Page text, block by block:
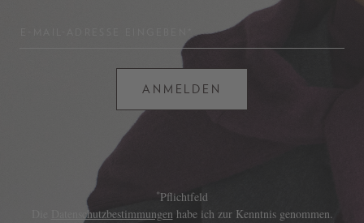
ANMELDEN
*Pflichtfeld
Datenschutzbestimmungen habe ich zur Kenntnis genommen.